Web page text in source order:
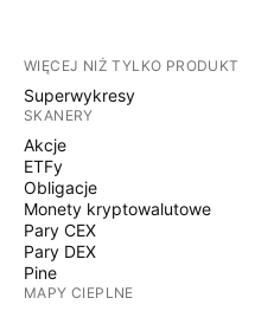
WIĘCEJ NIŻ TYLKO PRODUKT
Superwykresy
SKANERY
Akcje
ETFy
Obligacje
Monety kryptowalutowe
Pary CEX
Pary DEX
Pine
MAPY CIEPLNE